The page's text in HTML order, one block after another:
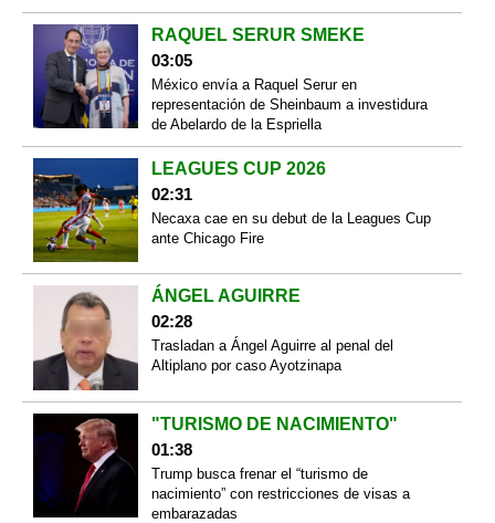
RAQUEL SERUR SMEKE
03:05
México envía a Raquel Serur en
representación de Sheinbaum a investidura
de Abelardo de la Espriella
LEAGUES CUP 2026
02:31
Necaxa cae en su debut de la Leagues Cup
ante Chicago Fire
ÁNGEL AGUIRRE
02:28
Trasladan a Ángel Aguirre al penal del
Altiplano por caso Ayotzinapa
"TURISMO DE NACIMIENTO"
01:38
Trump busca frenar el “turismo de
nacimiento” con restricciones de visas a
embarazadas